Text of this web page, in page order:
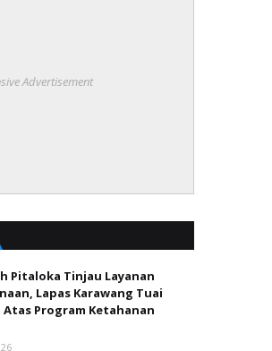
Advertisement
Pitaloka Tinjau Layanan
Lapas Karawang Tuai
Atas Program Ketahanan